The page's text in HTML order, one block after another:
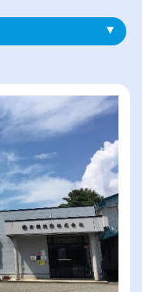
準）